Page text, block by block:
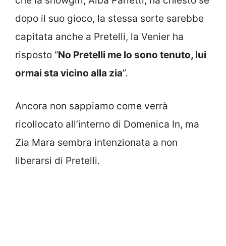
dopo il suo gioco, la stessa sorte sarebbe
capitata anche a Pretelli, la Venier ha
risposto “No Pretelli me lo sono tenuto, lui
ormai sta vicino alla zia”.
Ancora non sappiamo come verrà
ricollocato all’interno di Domenica In, ma
Zia Mara sembra intenzionata a non
liberarsi di Pretelli.